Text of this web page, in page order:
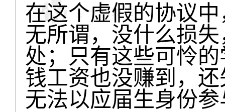
在这个虚假的协议
无所谓，没什么损
处；只有这些可怜
钱工资也没赚到，
无法以应届生身份